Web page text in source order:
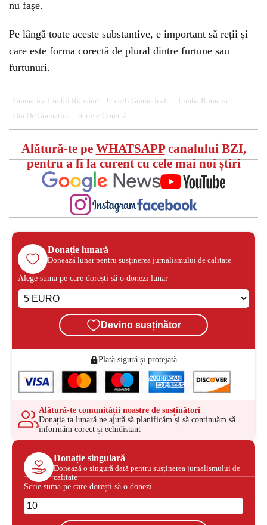
nu faşe.
Pe lângă toate aceste substantive, e important să reții și
care este forma corectă de plural dintre furtune sau
furtunuri.
Gramatica Limbii Române Greseli Gramaticale
Limba Romana
Ora De Gramatica
Scriere Corectă
Alătură-te pe WHATSAPPcanalului BZI,
pentru a fi la curent cu cele mai noi știri
Donație lunară
Donează lunar pentru susținerea jurnalismului de calitate
Alege suma pe care dorești să o donezi lunar
Devino susținător
Plată sigură și protejată
Alătură-te comunității noastre de susținători
Donația ta lunară ne ajută să planificăm și să continuăm să
informăm corect și echidistant
Donație singulară
Donează o singură dată pentru susținerea jurnalismului de
calitate
Scrie suma pe care dorești să o donezi